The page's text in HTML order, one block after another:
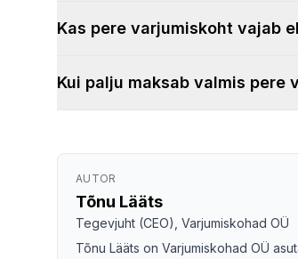
Kas pere varjumiskoht vajab
Kui palju maksab valmis pere
AUTOR
Tõnu Lääts
Tegevjuht (CEO), Varjumiskohad OÜ
Tõnu Lääts on Varjumiskohad OÜ